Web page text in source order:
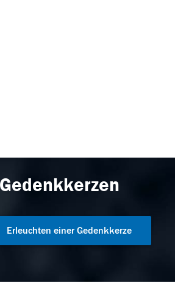
Gedenkkerzen
Erleuchten einer Gedenkkerze